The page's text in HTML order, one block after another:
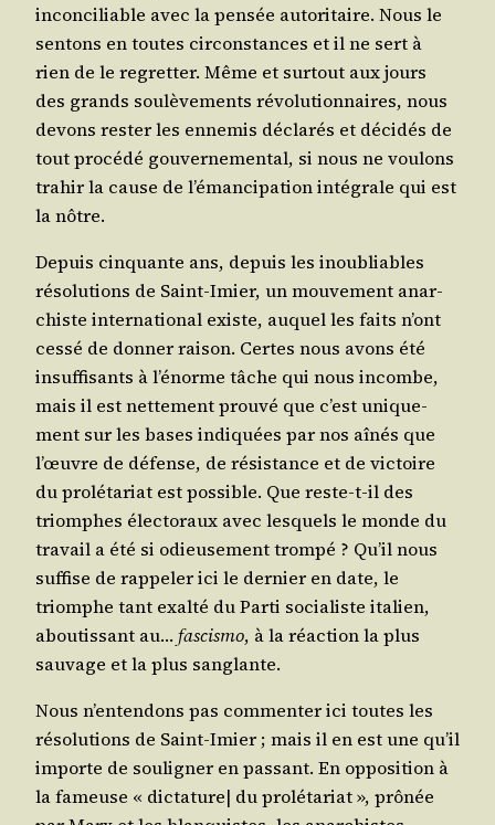
incon­ci­liable avec la pen­sée auto­ri­taire. Nous le
sen­tons en toutes cir­cons­tances et il ne sert à
rien de le regret­ter. Même et sur­tout aux jours
des grands sou­lè­ve­ments révo­lu­tion­naires, nous
devons res­ter les enne­mis décla­rés et déci­dés de
tout pro­cé­dé gou­ver­ne­men­tal, si nous ne vou­lons
tra­hir la cause de l’émancipation inté­grale qui est
la nôtre.
Depuis cin­quante ans, depuis les inou­bliables
réso­lu­tions de Saint-Imier, un mou­ve­ment anar­
chiste inter­na­tio­nal existe, auquel les faits n’ont
ces­sé de don­ner rai­son. Certes nous avons été
insuf­fi­sants à l’énorme tâche qui nous incombe,
mais il est net­te­ment prou­vé que c’est uni­que­
ment sur les bases indi­quées par nos aînés que
l’œuvre de défense, de résis­tance et de vic­toire
du pro­lé­ta­riat est pos­sible. Que reste-t-il des
triomphes élec­to­raux avec les­quels le monde du
tra­vail a été si odieu­se­ment trom­pé ? Qu’il nous
suf­fise de rap­pe­ler ici le der­nier en date, le
triomphe tant exal­té du Par­ti socia­liste ita­lien,
abou­tis­sant au… fas­cis­mo, à la réac­tion la plus
sau­vage et la plus sanglante.
Nous n’entendons pas com­men­ter ici toutes les
réso­lu­tions de Saint-Imier ; mais il en est une qu’il
importe de sou­li­gner en pas­sant. En oppo­si­tion à
la fameuse « dic­ta­ture| du pro­lé­ta­riat », prô­née